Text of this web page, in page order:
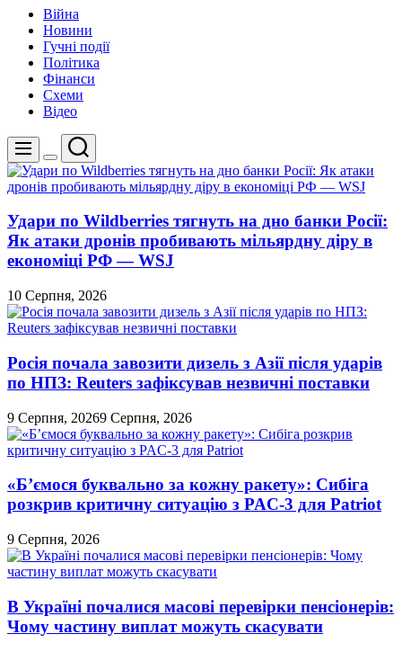
Війна
Новини
Гучні події
Політика
Фінанси
Схеми
Відео
Меню
Перемикач
кольорового
режиму
Пошук
Удари по Wildberries тягнуть на дно банки Росії:
Як атаки дронів пробивають мільярдну діру в
економіці РФ — WSJ
10 Серпня, 2026
Росія почала завозити дизель з Азії після ударів
по НПЗ: Reuters зафіксував незвичні поставки
9 Серпня, 20269 Серпня, 2026
«Б’ємося буквально за кожну ракету»: Сибіга
розкрив критичну ситуацію з PAC-3 для Patriot
9 Серпня, 2026
В Україні почалися масові перевірки пенсіонерів:
Чому частину виплат можуть скасувати